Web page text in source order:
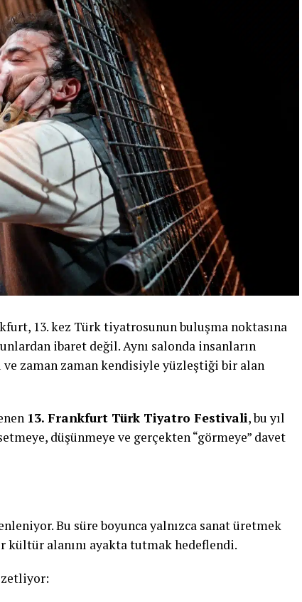
13. kez Türk tiyatrosunun buluşma noktasına
ibaret değil. Aynı salonda insanların
ve zaman zaman kendisiyle yüzleştiği bir alan
13. Frankfurt Türk Tiyatro Festivali, bu yıl
düşünmeye ve gerçekten “görmeye” davet
Bu süre boyunca yalnızca sanat üretmek
kültür alanını ayakta tutmak hedeflendi.